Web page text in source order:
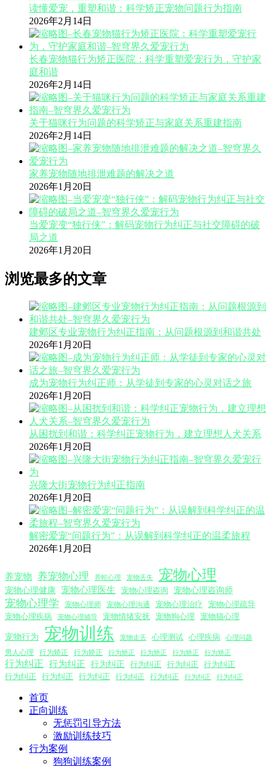
读懂爱宠，重塑和谐：科学矫正宠物问题行为指南
2026年2月14日
长春宠物猫行为矫正医院：科学重塑爱宠行为，守护家
庭和谐
2026年2月14日
关于猫咪行为问题的科学矫正与家庭关系重建指南
2026年2月14日
家养宠物随地排泄难题的解决之道
2026年1月20日
当爱宠变“独行侠”：解码宠物行为纠正与社交障碍的破
局之道
2026年1月20日
浏览最多的文章
建邺区专业宠物行为纠正指南：从问题根源到和谐共处
2026年1月20日
成为宠物行为纠正师：从学徒到专家的心灵对话之旅
2026年1月20日
从困扰到和谐：科学纠正宠物行为，建立理想人犬关系
2026年1月20日
兴隆大街宠物行为纠正指南
2026年1月20日
解密爱宠“问题行为”：从误解到科学纠正的温柔旅程
2026年1月20日
养宠物 养宠物心理 养蛇心理 宠物丢失 宠物心理
宠物心理健康 宠物心理医生 宠物心理咨询 宠物心理咨询师
宠物心理学 宠物心理师 宠物心理沟通 宠物心理治疗
宠物心理疏导
宠物心理疾病
宠物心理辅导 宠物情绪安抚 宠物狗心理 宠物猫心理
宠物行为 宠物训练 宠物走丢 心理测试 心理疾病 心理问题
男人心理 行为矫正 行为矫正 行为矫正 行为矫正 行为矫正 行为矫正
行为纠正 行为纠正 行为纠正 行为纠正 行为纠正
行为纠正
行为纠正
行为纠正 行为纠正 行为纠正 行为纠正 行为纠正 行为纠正
首页
正向训练
无惩罚引导方法
激励训练技巧
行为案例
狗狗训练案例